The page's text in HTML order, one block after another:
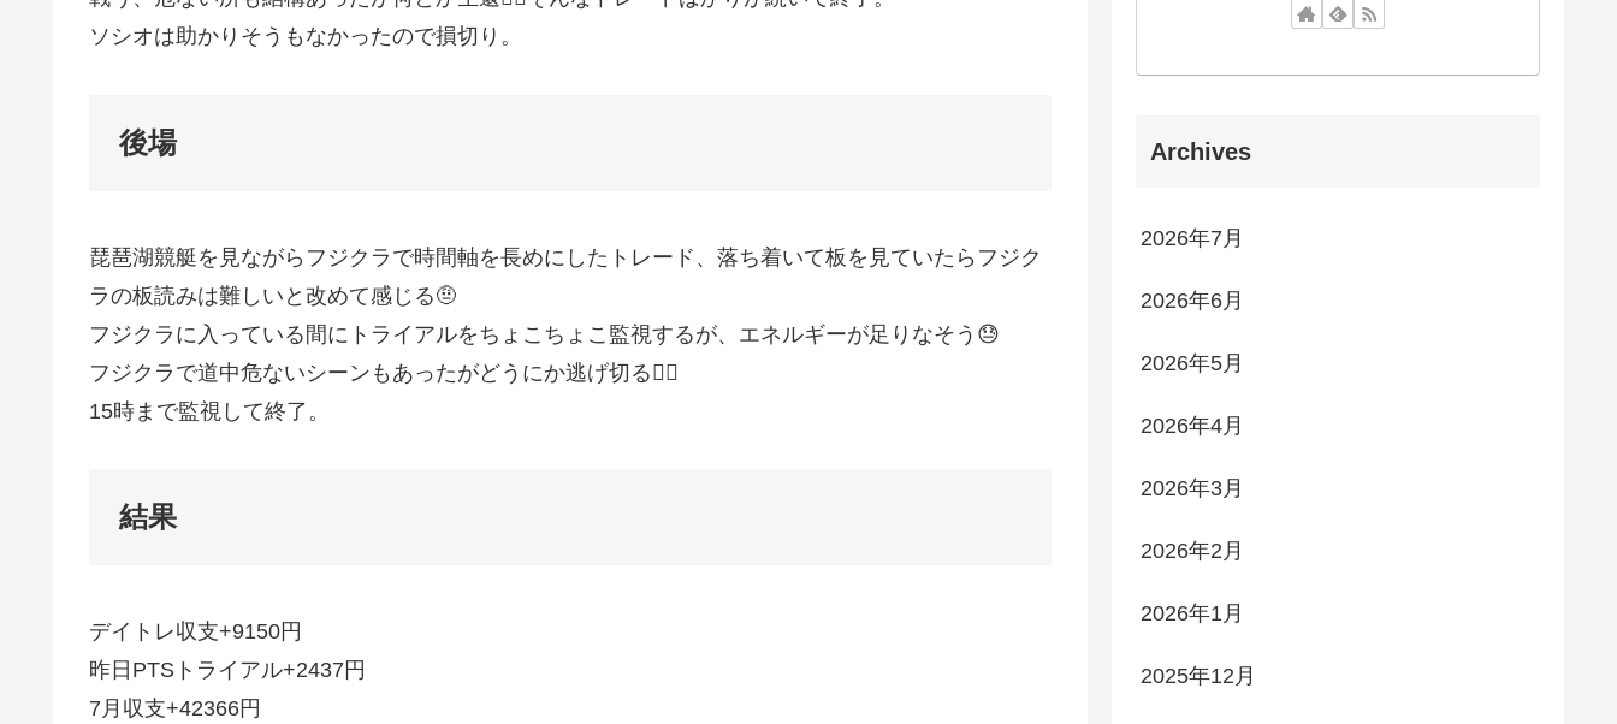
ソシオは助かりそうもなかったので損切り。
後場
琵琶湖競艇を見ながらフジクラで時間軸を長めにしたトレード、落ち着いて板を見ていたらフジク
ラの板読みは難しいと改めて感じる🤨
フジクラに入っている間にトライアルをちょこちょこ監視するが、エネルギーが足りなそう😓
フジクラで道中危ないシーンもあったがどうにか逃げ切る😮‍💨
15時まで監視して終了。
結果
デイトレ収支+9150円
昨日PTSトライアル+2437円
7月収支+42366円
Archives
2026年7月
2026年6月
2026年5月
2026年4月
2026年3月
2026年2月
2026年1月
2025年12月